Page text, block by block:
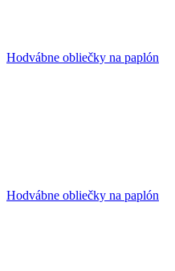
Hodvábne obliečky na paplón
Hodvábne obliečky na paplón